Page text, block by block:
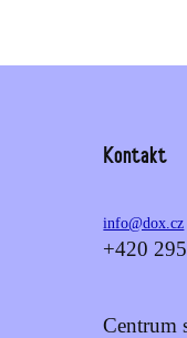
Kontakt
info@dox.cz
+420
Centrum